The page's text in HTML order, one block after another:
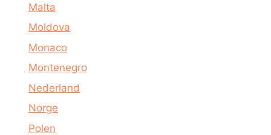
Malta
Moldova
Monaco
Montenegro
Nederland
Norge
Polen